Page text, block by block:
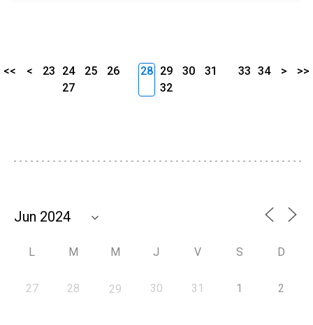
<< < 23 24 25
26
27
28 29 30
31
32
33 34 > >>
L M M J V S D
27 28 29 30 31 1 2